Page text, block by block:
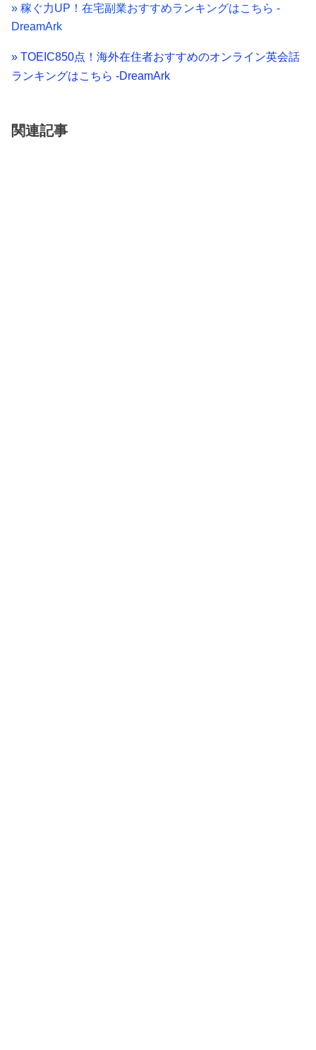
» 稼ぐ力UP！在宅副業おすすめランキングはこちら -
DreamArk
» TOEIC850点！海外在住者おすすめのオンライン英会話
ランキングはこちら -DreamArk
関連記事